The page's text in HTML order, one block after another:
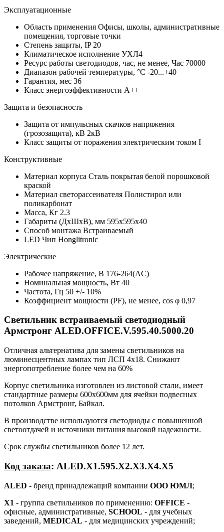
Эксплуатационные
Область применения Офисы, школы, административные
помещения, торговые точки
Степень защиты, IP 20
Климатическое исполнение УХЛ4
Ресурс работы светодиодов, час, не менее, Час 70000
Диапазон рабочей температуры, °С -20...+40
Гарантия, мес 36
Класс энергоэффективности A++
Защита и безопасность
Защита от импульсных скачков напряжения
(грозозащита), кВ 2кВ
Класс защиты от поражения электрическим током I
Конструктивные
Материал корпуса Сталь покрытая белой порошковой
краской
Материал светорассеивателя Полистирол или
поликарбонат
Масса, Кг 2.3
Габариты (ДхШхВ), мм 595х595х40
Способ монтажа Встраиваемый
LED Чип Honglitronic
Электрические
Рабочее напряжение, В 176-264(AC)
Номинальная мощность, Вт 40
Частота, Гц 50 +/- 10%
Коэффициент мощности (PF), не менее, cos φ 0,97
Светильник встраиваемый светодиодный
Армстронг ALED.OFFICE.V.595.40.5000.20
Отличная альтернатива для замены светильников на
люминесцентных лампах тип ЛСП 4х18. Снижают
энергопотребление более чем на 60%
Корпус светильника изготовлен из листовой стали, имеет
стандартные размеры 600х600мм для ячейки подвесных
потолков Армстронг, Байкал.
В производстве используются светодиоды с повышенной
светоотдачей и источники питания высокой надежности.
Срок службы светильников более 12 лет.
Код заказа: ALED.Х1.595.X2.Х3.Х4.Х5
ALED - бренд принадлежащий компании ООО ЮМЛ;
Х1 - группа светильников по применению: OFFICE -
офисные, административные, SCHOOL - для учебных
заведений, MEDICAL - для медицинских учреждений;